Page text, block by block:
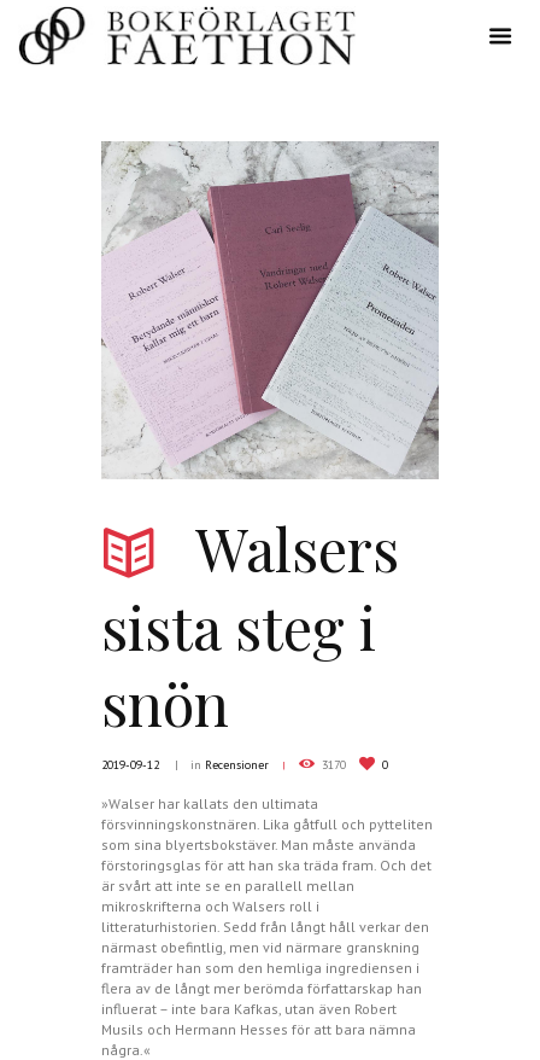
Walsers
sista steg i
snön
2019-09-12 in Recensioner 3170 0
»Walser har kallats den ultimata
försvinningskonstnären. Lika gåtfull och pytteliten
som sina blyertsbokstäver. Man måste använda
förstoringsglas för att han ska träda fram. Och det
är svårt att inte se en parallell mellan
mikroskrifterna och Walsers roll i
litteraturhistorien. Sedd från långt håll verkar den
närmast obefintlig, men vid närmare granskning
framträder han som den hemliga ingrediensen i
flera av de långt mer berömda författarskap han
influerat – inte bara Kafkas, utan även Robert
Musils och Hermann Hesses för att bara nämna
några.«